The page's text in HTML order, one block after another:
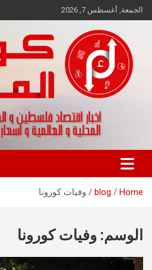
Skip
to
الجمعة, أغسطس 7, 2026
كواليس المال
اخبار اقتصاد فلسطين و العالم و
Home
blog وفيات كورونا
الوسم: وفيات كورونا